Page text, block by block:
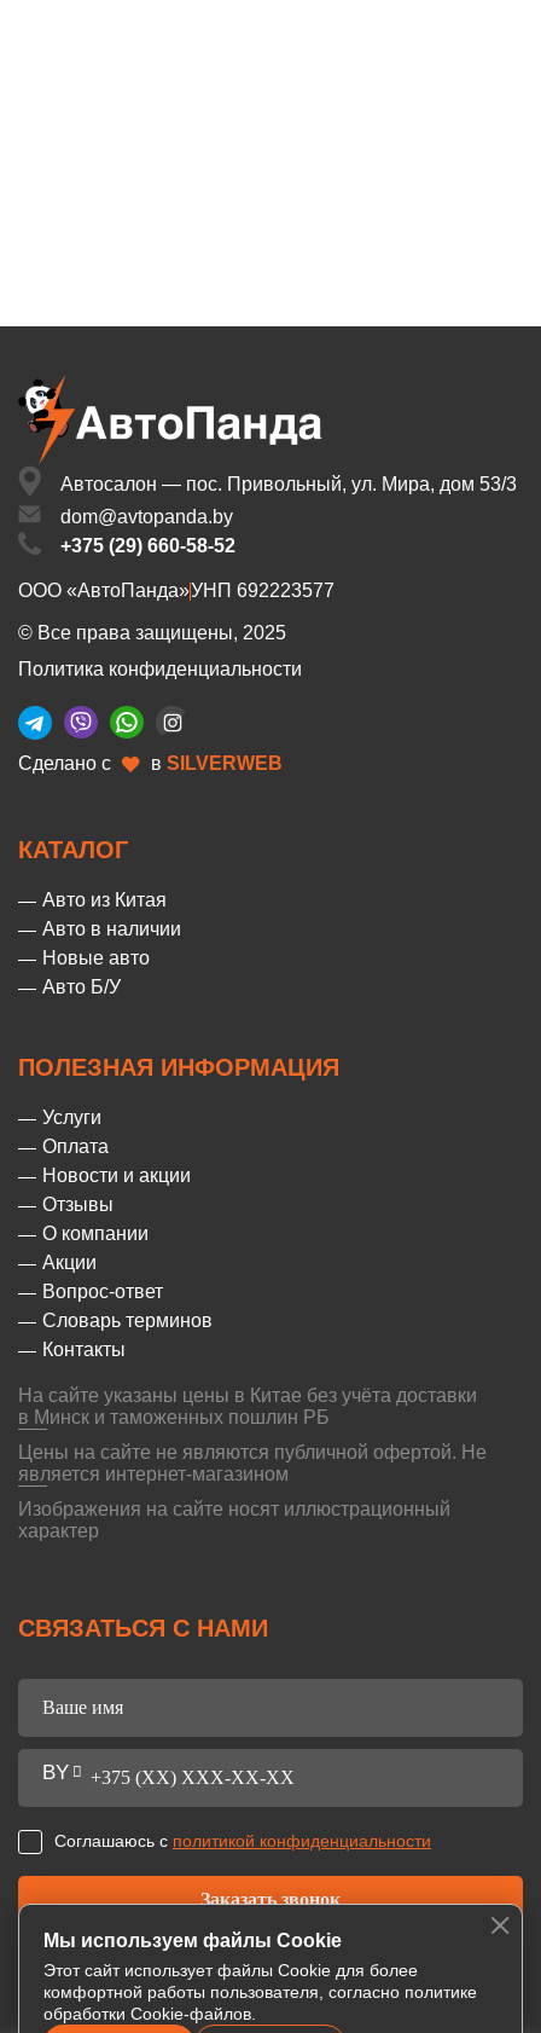
Автосалон — пос. Привольный, ул. Мира, дом 53/3
dom@avtopanda.by
+375 (29) 660-58-52
ООО «АвтоПанда»УНП 692223577
© Все права защищены, 2025
Политика конфиденциальности
Сделано с в SILVERWEB
КАТАЛОГ
Авто из Китая
Авто в наличии
Новые авто
Авто Б/У
ПОЛЕЗНАЯ ИНФОРМАЦИЯ
Услуги
Оплата
Новости и акции
Отзывы
О компании
Акции
Вопрос-ответ
Словарь терминов
Контакты
На сайте указаны цены в Китае без учёта доставки
в Минск и таможенных пошлин РБ
Цены на сайте не являются публичной офертой. Не
является интернет-магазином
Изображения на сайте носят иллюстрационный
характер
СВЯЗАТЬСЯ С НАМИ
Соглашаюсь с политикой конфиденциальности
Мы используем файлы Cookie
Этот сайт использует файлы Cookie для более
комфортной работы пользователя, согласно политике
обработки Cookie-файлов.